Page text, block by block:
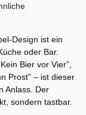
Design ist ein
oder Bar.
Bier vor Vier”,
Prost” – ist dieser
Anlass. Der
sondern tastbar.